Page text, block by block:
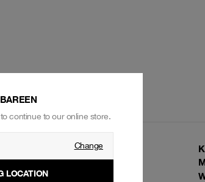
INFORMATION
Vores historie
Blog
continue to our online store.
Change
LOCATION